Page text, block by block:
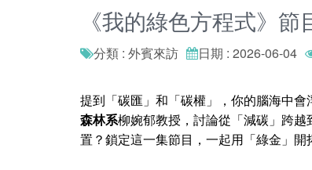
《我的綠色方程式》
分類 : 外賓來訪 日期 : 2026-06-04
提到「碳匯」和「碳權」，你的腦海中
森林系柳婉郁教授，討論從「減碳」跨
置？鎖定這一集節目，一起用「綠金」